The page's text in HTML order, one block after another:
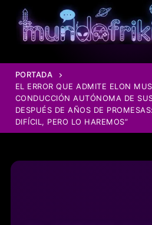
contenido
PORTADA
EL ERROR QUE ADMITE ELON
CONDUCCIÓN AUTÓNOMA DE
DESPUÉS DE AÑOS DE
DIFÍCIL, PERO LO HAREMOS”